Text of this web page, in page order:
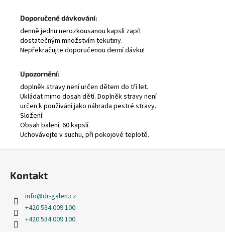
Doporučené dávkování:
denně jednu nerozkousanou kapsli zapít
dostatečným množstvím tekutiny.
Nepřekračujte doporučenou denní dávku!
Upozornění:
doplněk stravy není určen dětem do tří let.
Ukládat mimo dosah dětí. Doplněk stravy není
určen k používání jako náhrada pestré stravy.
Složení:
Obsah balení: 60 kapslí.
Uchovávejte v suchu, při pokojové teplotě.
Kontakt
info@dr-galen.cz
+420 534 009 100
+420 534 009 100